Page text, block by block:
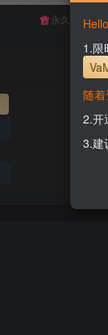
永久至尊会
1.限
随
2.开
3.建